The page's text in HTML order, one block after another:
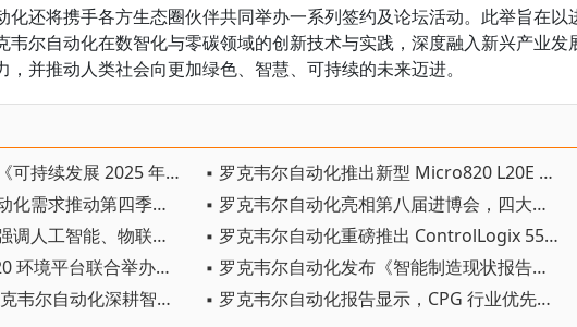
化还将携手各方生态圈伙伴共同举办一系列签约及论坛活动。此举旨在以
韦尔自动化在数智化与零碳领域的创新技术与实践，深度融入新兴产业发
并推动人类社会向更加绿色、智慧、可持续的未来迈进。
▪ 罗克韦尔自动化发布《可持续发展 2025 年度报告》
▪ 罗克韦尔自动化推出新型 Micro820 L20E 控制器
▪ 罗克韦尔自动化：自动化需求推动第四季度利润与营收超预期
▪ 罗克韦尔自动化亮相第八届进博会，四大关键词助推新质生产力发展
▪ 罗克韦尔自动化报告强调人工智能、物联网和网络安全是数字化转型的关键驱动力
▪ 罗克韦尔自动化重磅推出 ControlLogix 5590 控制器，引领工控新时代
▪ 罗克韦尔自动化与 E20 环境平台联合举办第八次环境产业上市公司资本主题沙龙
▪ 罗克韦尔自动化发布《智能制造现状报告：CPG版》：报告显示CPG 行业优先考虑创新而非削减成本
▪ 看好中国市场潜力 罗克韦尔自动化深耕智能制造与新能源领域
▪ 罗克韦尔自动化报告显示，CPG 行业优先考虑创新而非削减成本